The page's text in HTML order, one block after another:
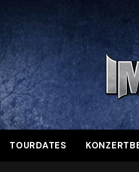
TOURDATES